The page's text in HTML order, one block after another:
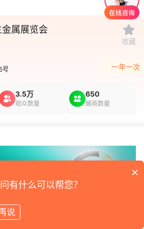
1/1
属展览会
收藏
号
一年一次
3.5万
观众数量
650
展商数量
×
有什么可以帮您？
说